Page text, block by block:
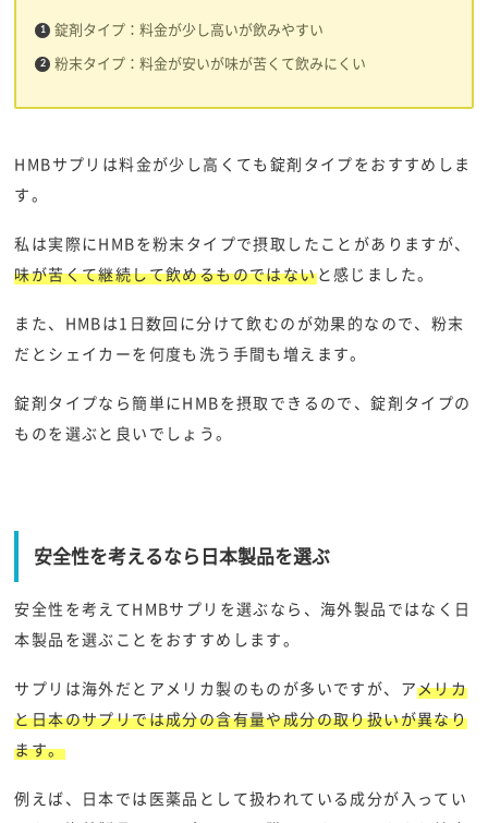
錠剤タイプ：料金が少し高いが飲みやすい
粉末タイプ：料金が安いが味が苦くて飲みにくい
HMBサプリは料金が少し高くても錠剤タイプをおすすめしま
す。
私は実際にHMBを粉末タイプで摂取したことがありますが、
味が苦くて継続して飲めるものではないと感じました。
また、HMBは1日数回に分けて飲むのが効果的なので、粉末
だとシェイカーを何度も洗う手間も増えます。
錠剤タイプなら簡単にHMBを摂取できるので、錠剤タイプの
ものを選ぶと良いでしょう。
安全性を考えるなら日本製品を選ぶ
安全性を考えてHMBサプリを選ぶなら、海外製品ではなく日
本製品を選ぶことをおすすめします。
サプリは海外だとアメリカ製のものが多いですが、アメリカ
と日本のサプリでは成分の含有量や成分の取り扱いが異なり
ます。
例えば、日本では医薬品として扱われている成分が入ってい